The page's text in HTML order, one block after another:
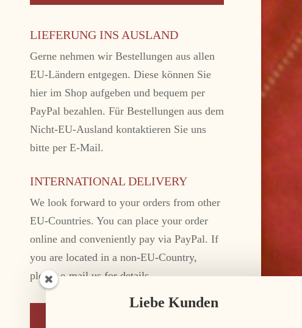
LIEFERUNG INS AUSLAND
Gerne nehmen wir Bestellungen aus allen
EU-Ländern entgegen. Diese können Sie
hier im Shop aufgeben und bequem per
PayPal bezahlen. Für Bestellungen aus dem
Nicht-EU-Ausland kontaktieren Sie uns
bitte per E-Mail.
INTERNATIONAL DELIVERY
We look forward to your orders from other
EU-Countries. You can place your order
online and conveniently pay via PayPal. If
you are located in a non-EU-Country,
please e-mail us for details.
Liebe Kunden